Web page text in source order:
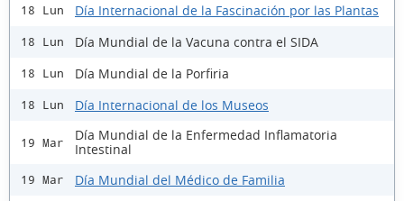
18 Lun Día Internacional de la Fascinación por las Plantas
18 Lun Día Mundial de la Vacuna contra el SIDA
18 Lun Día Mundial de la Porfiria
18 Lun Día Internacional de los Museos
19 Mar
Día Mundial de la Enfermedad Inflamatoria
Intestinal
19 Mar Día Mundial del Médico de Familia